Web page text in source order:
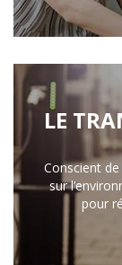
LE
Conscient
sur
pour